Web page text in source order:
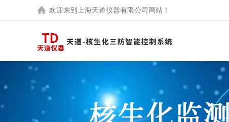
欢迎来到 上海天道仪器有限公司 网站！